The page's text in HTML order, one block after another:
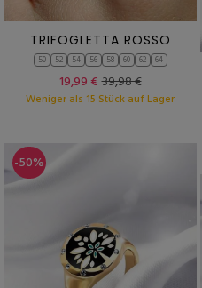
TRIFOGLETTA ROSSO
50 52 54 56 58 60 62 64
19,99 €39,98 €
Weniger als 15 Stück auf Lager
-50%